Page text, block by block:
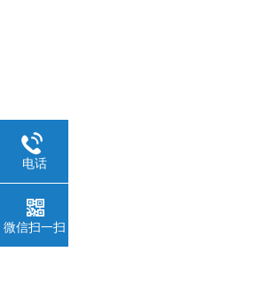
电话
微信扫一扫